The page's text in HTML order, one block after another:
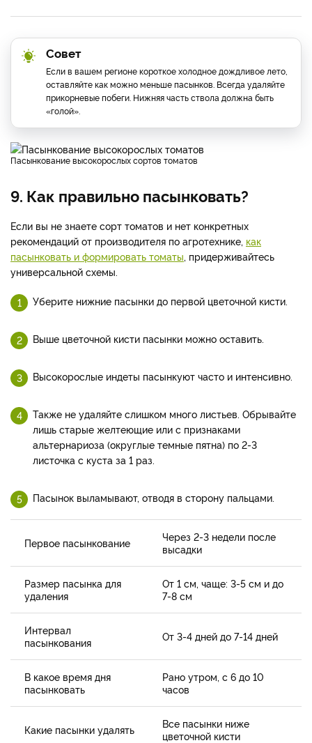
Совет
Если в вашем регионе короткое холодное дождливое лето,
оставляйте как можно меньше пасынков. Всегда удаляйте
прикорневые побеги. Нижняя часть ствола должна быть
«голой».
Пасынкование высокорослых сортов томатов
9. Как правильно пасынковать?
Если вы не знаете сорт томатов и нет конкретных
рекомендаций от производителя по агротехнике, как
пасынковать и формировать томаты , придерживайтесь
универсальной схемы.
Уберите нижние пасынки до первой цветочной кисти.
Выше цветочной кисти пасынки можно оставить.
Высокорослые индеты пасынкуют часто и интенсивно.
Также не удаляйте слишком много листьев. Обрывайте
лишь старые желтеющие или с признаками
альтернариоза (округлые темные пятна) по 2-3
листочка с куста за 1 раз.
Пасынок выламывают, отводя в сторону пальцами.
Первое пасынкование
Через 2-3 недели после
высадки
Размер пасынка для
удаления
От 1 см, чаще: 3-5 см и до
7-8 см
Интервал
пасынкования
От 3-4 дней до 7-14 дней
В какое время дня
пасынковать
Рано утром, с 6 до 10
часов
Какие пасынки удалять
Все пасынки ниже
цветочной кисти